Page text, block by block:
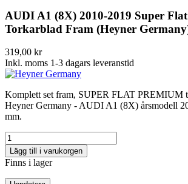
AUDI A1 (8X) 2010-2019 Super
Torkarblad Fram (Heyner
319,00 kr
Inkl. moms 1-3 dagars leveranstid
Komplett set fram, SUPER FLAT PREMIUM
Heyner Germany - AUDI A1 (8X) årsmodell
mm.
Lägg till i varukorgen
Finns i lager